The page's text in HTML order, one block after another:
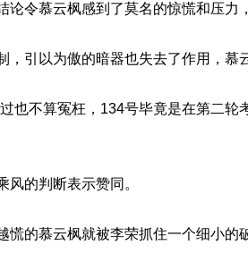
云枫感到了莫名的惊慌和压力，
为傲的暗器也失去了作用，慕云
冤枉，134号毕竟是在第二轮考
判断表示赞同。
云枫就被李荣抓住一个细小的破